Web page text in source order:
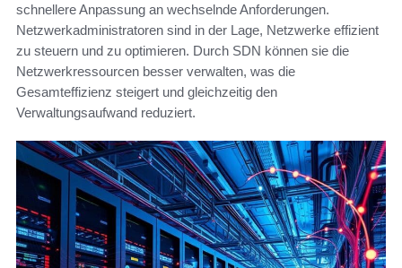
schnellere Anpassung an wechselnde Anforderungen.
Netzwerkadministratoren sind in der Lage, Netzwerke effizient
zu steuern und zu optimieren. Durch SDN können sie die
Netzwerkressourcen besser verwalten, was die
Gesamteffizienz steigert und gleichzeitig den
Verwaltungsaufwand reduziert.